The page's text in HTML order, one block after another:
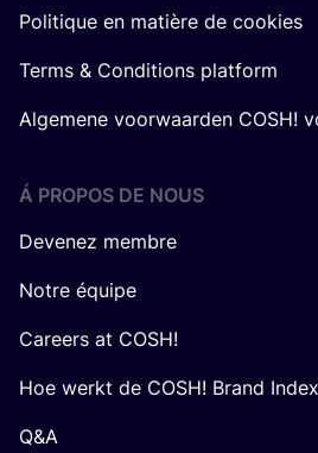
Politique en matière de cookies
Terms & Conditions platform
Algemene voorwaarden COSH!
Á PROPOS DE NOUS
Devenez membre
Notre équipe
Careers at COSH!
Hoe werkt de COSH! Brand
Q&A